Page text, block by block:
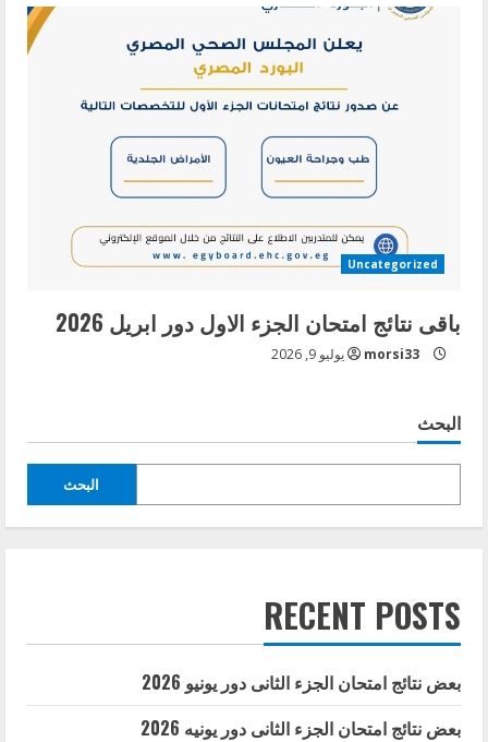
Uncategorized
باقى نتائج امتحان الجزء الاول دور ابريل 2026
morsi33 يوليو 9, 2026
البحث
البحث
RECENT POSTS
بعض نتائج امتحان الجزء الثانى دور يونيو 2026
بعض نتائج امتحان الجزء الثانى دور يونيه 2026